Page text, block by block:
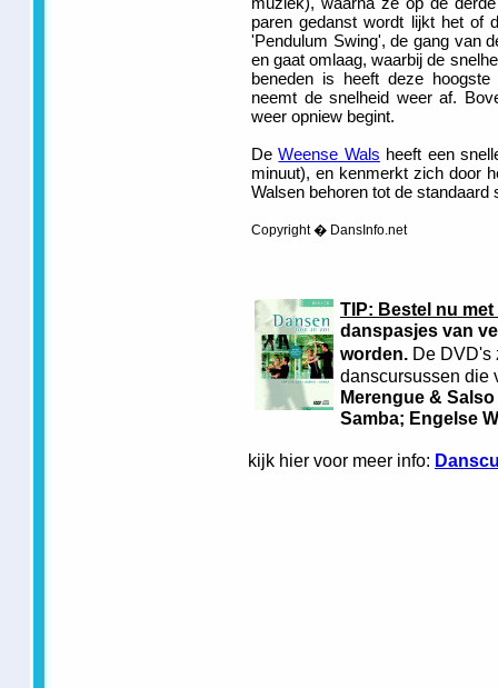
paren gedanst wordt lijkt het of
'Pendulum Swing', de gang van
en gaat omlaag, waarbij de
beneden is heeft deze
neemt de snelheid weer af.
weer opniew begint.
DeWeense Wals heeft een
minuut), en kenmerkt zich door
Walsen behoren tot de standaard
Copyright � DansInfo.net
TIP: Bestel nu
danspasjes van
worden. De DVD's
danscursussen die
Merengue &
Samba; Engelse
kijk hier voor meer info: